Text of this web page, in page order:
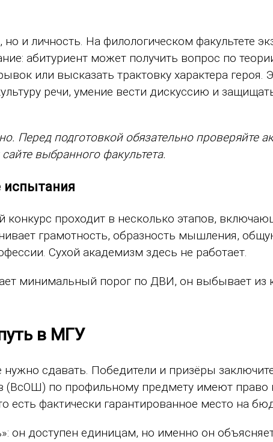
и личность. На филологическом факультете
абитуриент может получить вопрос по
или высказать трактовку характера героя.
речи, умение вести дискуссию и
Перед подготовкой обязательно проверяйте
выбранного факультета.
испытания
конкурс проходит в несколько этапов,
грамотность, образность мышления,
Сухой академизм здесь не работает.
минимальный порог по ДВИ, он выбывает из
в МГУ
сдавать. Победители и призёры
по профильному предмету имеют право
есть фактически гарантированное место на
он доступен единицам, но именно он